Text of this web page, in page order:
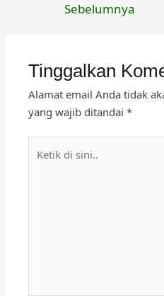
Sebelumnya
Tinggalkan
Alamat email Anda tidak
yang wajib ditandai*